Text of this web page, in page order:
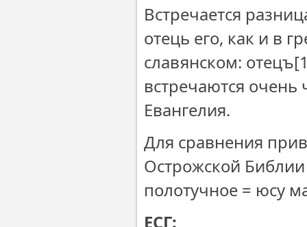
Встречается
отець его, как и в
славянском: отецъ
встречаются очень
Евангелия.
Для сравнения
Острожской
полотучное = юсу
ЕСГ: